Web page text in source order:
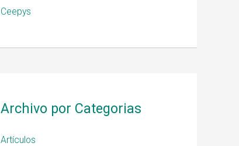
Ceepys
Archivo por Categorias
Artículos